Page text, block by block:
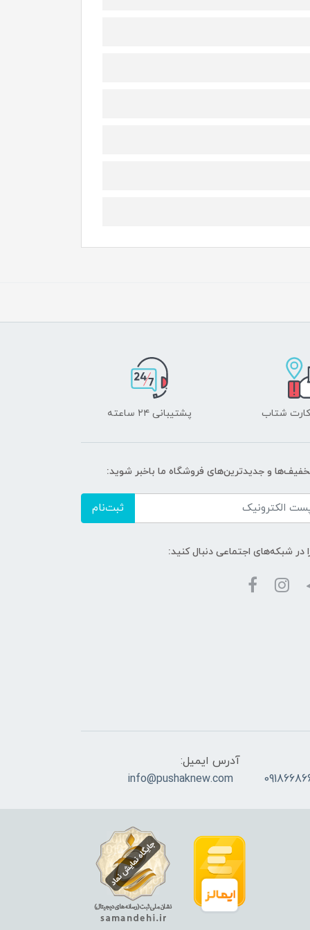
کارت شتاب پشتیبانی ۲۴ ساعته
و جدیدترین‌های فروشگاه ما باخبر شوید:
ثبت‌نام
در شبکه‌های اجتماعی دنبال کنید:
آدرس ایمیل:
info@pushaknew.com